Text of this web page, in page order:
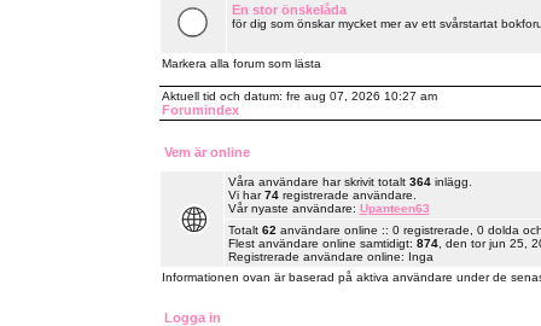
En stor önskelåda
för dig som önskar mycket mer av ett svårstartat
Markera alla forum som lästa
Aktuell tid och datum: fre aug 07, 2026 10:27 am
Forumindex
Vem är online
Våra användare har skrivit totalt 364inlägg.
Vi har74registrerade användare.
Vår nyaste användare: Upanteen63
Totalt 62 användare online :: 0 registrerade, 0 dolda
Flest användare online samtidigt: 874, den tor jun 25,
Registrerade användare online: Inga
Informationen ovan är baserad på aktiva användare under de
Logga in